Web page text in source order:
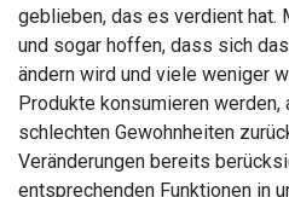
geblieben, das es verdient hat.
und sogar hoffen, dass sich
ändern wird und viele weniger
Produkte konsumieren werden,
schlechten Gewohnheiten
Veränderungen bereits
entsprechenden Funktionen in